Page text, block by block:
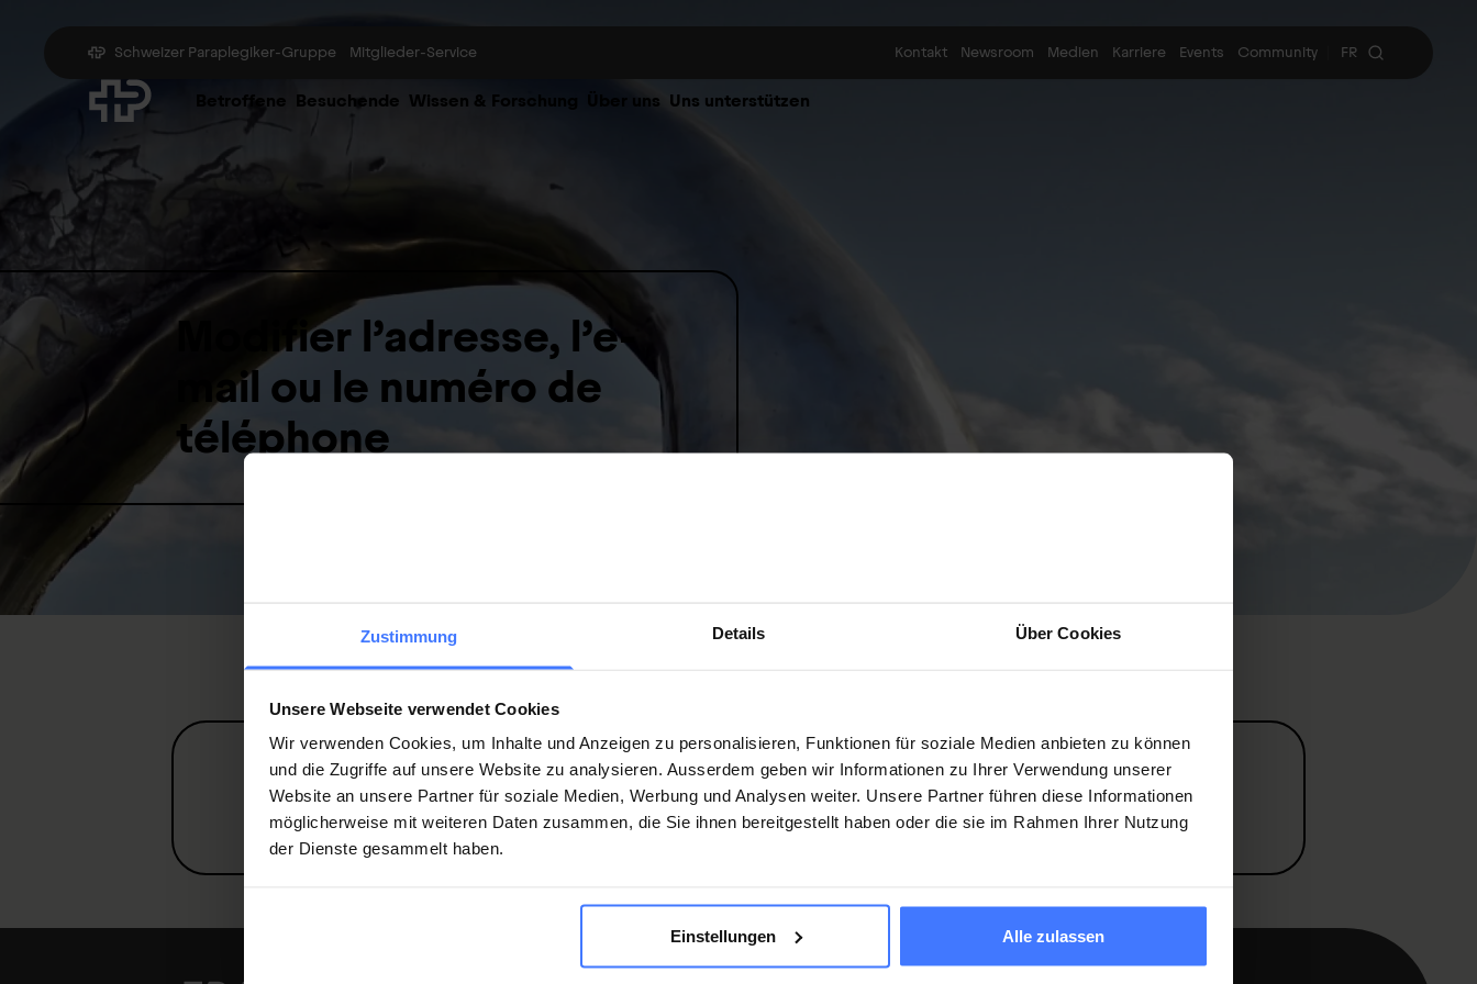
Zustimmung Details Über Cookies
Unsere Webseite verwendet Cookies
Wir verwenden Cookies, um Inhalte und Anzeigen zu personalisieren, Funktionen für soziale Medien anbieten zu können
und die Zugriffe auf unsere Website zu analysieren. Ausserdem geben wir Informationen zu Ihrer Verwendung unserer
Website an unsere Partner für soziale Medien, Werbung und Analysen weiter. Unsere Partner führen diese Informationen
möglicherweise mit weiteren Daten zusammen, die Sie ihnen bereitgestellt haben oder die sie im Rahmen Ihrer Nutzung
der Dienste gesammelt haben.
Einstellungen Alle zulassen
Schweizer Paraplegiker-Gruppe Mitglieder-Service Kontakt Newsroom Medien Karriere Events Community FR
Betroffene Besuchende Wissen & Forschung Über uns Uns unterstützen
Modifier l’adresse, l’e-
mail ou le numéro de
téléphone
Cette page a-t-elle été utile ?
Ja